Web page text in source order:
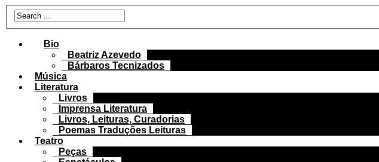
Bio
Beatriz Azevedo
Bárbaros Tecnizados
Música
Literatura
Livros
Imprensa Literatura
Livros, Leituras, Curadorias
Poemas Traduções Leituras
Teatro
Peças